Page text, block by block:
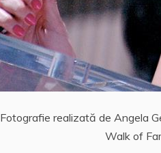
Fotografie realizată de Angela
Walk of